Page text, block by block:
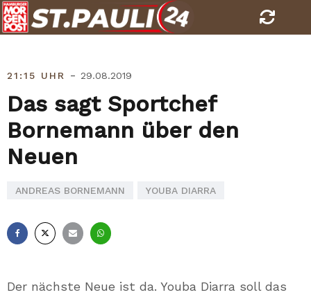
Skip
to
21:15 UHR - 29.08.2019
Das sagt Sportchef
Bornemann über den
Neuen
ANDREAS BORNEMANN YOUBA DIARRA
Der nächste Neue ist da. Youba Diarra soll das